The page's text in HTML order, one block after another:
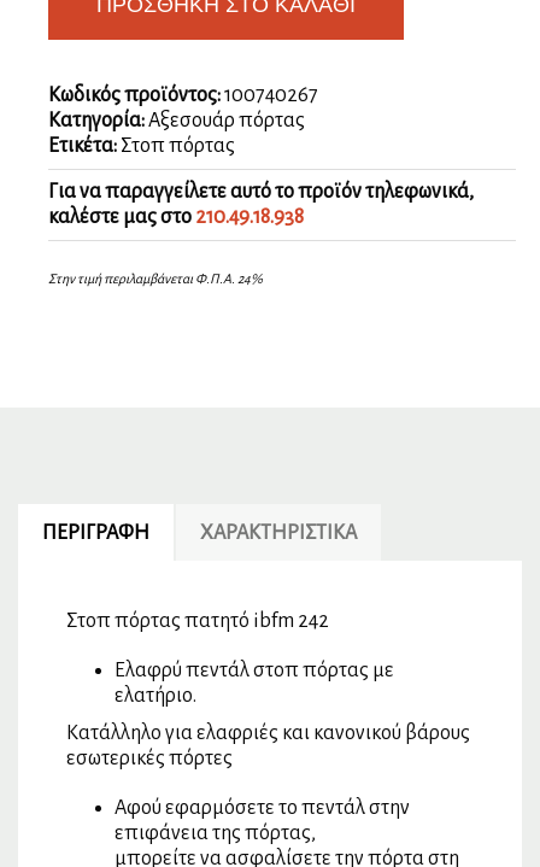
ποσότητα
Κωδικός προϊόντος:100740267
Κατηγορία:Αξεσουάρ πόρτας
Ετικέτα: Στοπ πόρτας
Για να παραγγείλετε αυτό το προϊόν τηλεφωνικά,
καλέστε μας στο 210.49.18.938
Στην τιμή περιλαμβάνεται Φ.Π.Α. 24%
ΠΕΡΙΓΡΑΦΉ ΧΑΡΑΚΤΗΡΙΣΤΙΚΆ
Στοπ πόρτας πατητό ibfm 242
Ελαφρύ πεντάλ στοπ πόρτας με
ελατήριο.
Κατάλληλο για ελαφριές και κανονικού βάρους
εσωτερικές πόρτες
Αφού εφαρμόσετε το πεντάλ στην
επιφάνεια της πόρτας,
μπορείτε να ασφαλίσετε την πόρτα στη